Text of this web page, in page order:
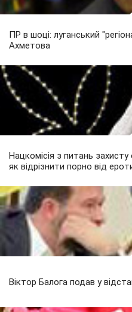
ПР в шоці: луганський
Ахметова
Нацкомісія з питань захисту
як відрізнити порно від
Віктор Балога подав у